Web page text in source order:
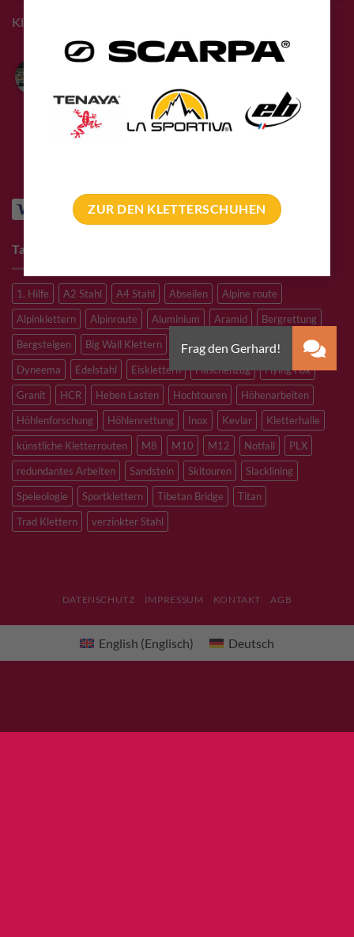
ZUR DEN KLETTERSCHUHEN
Klettern Innsbruck
Bolting.eu
Basierend auf 94
Bewertungen
powered by
Google
Tags
1. Hilfe A2 Stahl A4 Stahl Abseilen
Alpine route
Alpinklettern
Alpinroute Aluminium Aramid
Bergrettung
Bergsteigen
Big Wall Klettern Bouldern
Canyoning
Dyneema
Edelstahl Eisklettern Flaschenzug
Flying Fox
Granit
HCR Heben Lasten Hochtouren
Höhenarbeiten
Höhlenforschung
Höhlenrettung Inox Kevlar
Kletterhalle
künstliche Kletterrouten
M8 M10 M12 Notfall
PLX
redundantes Arbeiten
Sandstein Skitouren
Slacklining
Speleologie
Sportklettern Tibetan Bridge
Titan
Trad Klettern
verzinkter Stahl
DATENSCHUTZ IMPRESSUM KONTAKT AGB
English (Englisch) Deutsch